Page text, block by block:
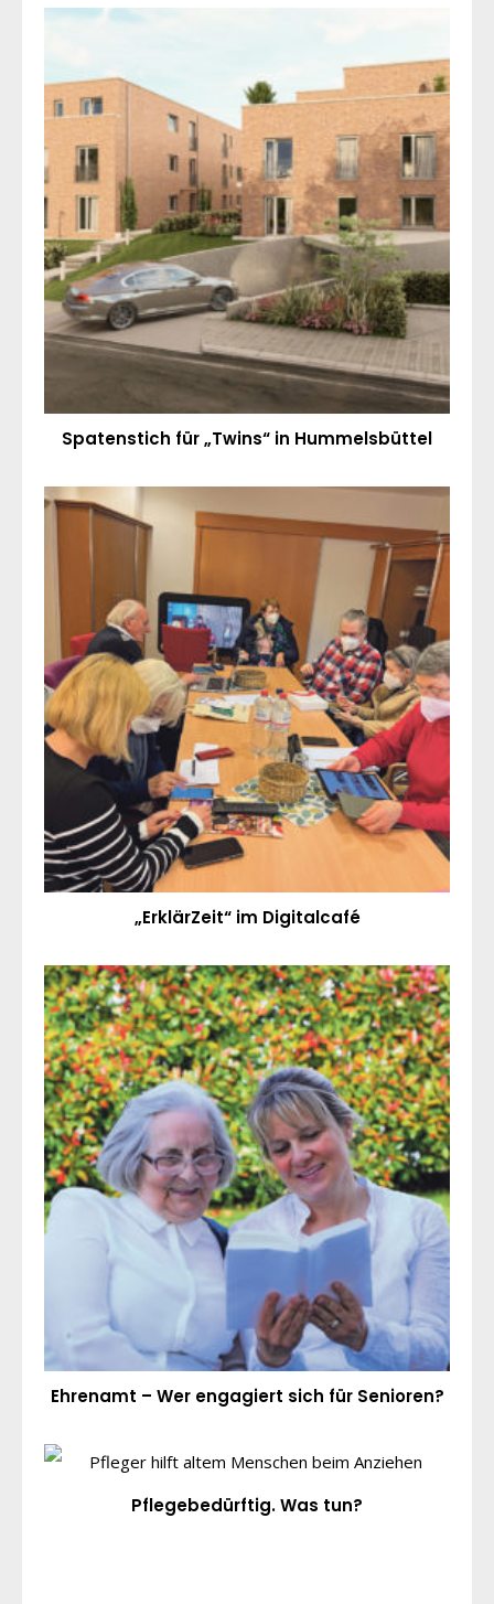
Spatenstich für „Twins“ in Hummelsbüttel
„ErklärZeit“ im Digitalcafé
Ehrenamt – Wer engagiert sich für Senioren?
Pflegebedürftig. Was tun?